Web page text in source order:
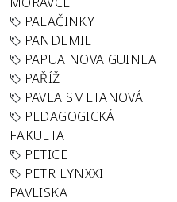
PALAČINKY
PANDEMIE
PAPUA NOVA GUINEA
PAŘÍŽ
PAVLA SMETANOVÁ
PEDAGOGICKÁ
FAKULTA
PETICE
PETR LYNXXI
PAVLISKA